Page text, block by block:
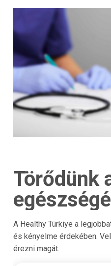
Törődünk
A Healthy Türkiye a
és kényelme érdekében.
érezni magát.